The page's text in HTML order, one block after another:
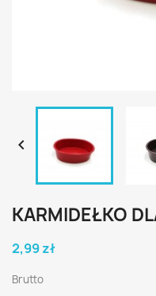

KARMIDEŁKO
2,99 zł
Brutto